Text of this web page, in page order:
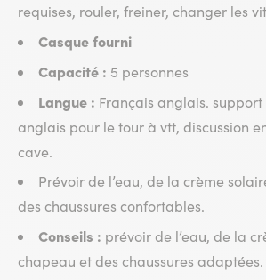
requises, rouler, freiner, changer les
Casque fourni
Capacité : 5 personnes
Langue : Français anglais.
anglais pour le tour à vtt, discussion
cave.
Prévoir de l’eau, de la crème
des chaussures confortables.
Conseils : prévoir de l’eau, de la
chapeau et des chaussures adaptées.